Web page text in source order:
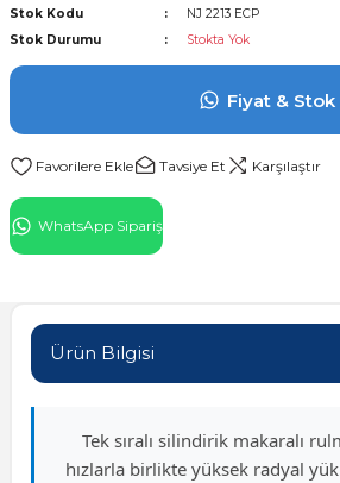
Rulman
Stok Kodu
NJ 2213 ECP
Stok Durumu
Stokta Yok
Fiyat & Stok
Tavsiye Et Karşılaştır
WhatsApp Sipariş
Ürün Bilgisi
Tek sıralı silindirik makaralı
hızlarla birlikte yüksek radyal